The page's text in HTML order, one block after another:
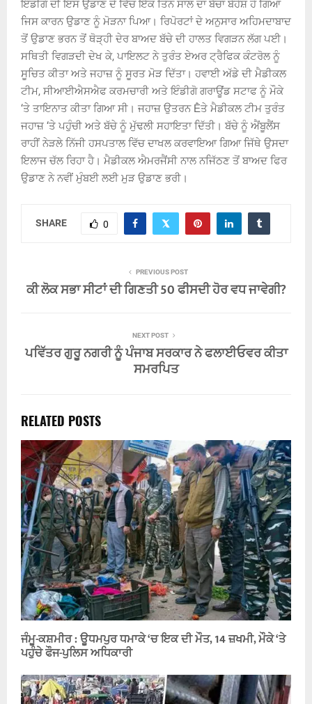
ਇੰਡੀਗੋ ਦੀ ਇਸ ਉਡਾਣ ਦੇ ਵਿੱਚ ਇੱਕ ਤਿੰਨ ਸਾਲ ਦਾ ਬੱਚਾ ਬੇਹੋਸ਼ ਹੋ ਗਿਆ
ਜਿਸ ਕਾਰਨ ਉਡਾਣ ਨੂੰ ਮੋੜਨਾ ਪਿਆ। ਰਿਪੋਰਟਾਂ ਦੇ ਅਨੁਸਾਰ ਅਹਿਮਦਾਬਾਦ
ਤੋਂ ਉਡਾਣ ਭਰਨ ਤੋਂ ਥੋੜ੍ਹੀ ਦੇਰ ਬਾਅਦ ਬੱਚੇ ਦੀ ਹਾਲਤ ਵਿਗੜਨ ਲੱਗ ਪਈ।
ਸਥਿਤੀ ਵਿਗੜਦੀ ਦੇਖ ਕੇ, ਪਾਇਲਟ ਨੇ ਤੁਰੰਤ ਏਅਰ ਟ੍ਰੈਫਿਕ ਕੰਟਰੋਲ ਨੂੰ
ਸੂਚਿਤ ਕੀਤਾ ਅਤੇ ਜਹਾਜ਼ ਨੂੰ ਸੂਰਤ ਮੋੜ ਦਿੱਤਾ। ਹਵਾਈ ਅੱਡੇ ਦੀ ਮੈਡੀਕਲ
ਟੀਮ, ਸੀਆਈਐਸਐਫ ਕਰਮਚਾਰੀ ਅਤੇ ਇੰਡੀਗੋ ਗਰਾਊਂਡ ਸਟਾਫ ਨੂੰ ਮੌਕੇ
‘ਤੇ ਤਾਇਨਾਤ ਕੀਤਾ ਗਿਆ ਸੀ। ਜਹਾਜ਼ ਉਤਰਨ Ḕਤੇ ਮੈਡੀਕਲ ਟੀਮ ਤੁਰੰਤ
ਜਹਾਜ਼ ‘ਤੇ ਪਹੁੰਚੀ ਅਤੇ ਬੱਚੇ ਨੂੰ ਮੁੱਢਲੀ ਸਹਾਇਤਾ ਦਿੱਤੀ। ਬੱਚੇ ਨੂੰ ਐਂਬੂਲੈਂਸ
ਰਾਹੀਂ ਨੇੜਲੇ ਨਿੱਜੀ ਹਸਪਤਾਲ ਵਿੱਚ ਦਾਖਲ ਕਰਵਾਇਆ ਗਿਆ ਜਿੱਥੇ ਉਸਦਾ
ਇਲਾਜ ਚੱਲ ਰਿਹਾ ਹੈ। ਮੈਡੀਕਲ ਐਮਰਜੈਂਸੀ ਨਾਲ ਨਜਿੱਠਣ ਤੋਂ ਬਾਅਦ ਫਿਰ
ਉਡਾਣ ਨੇ ਨਵੀਂ ਮੁੰਬਈ ਲਈ ਮੁੜ ਉਡਾਣ ਭਰੀ।
SHARE 0
PREVIOUS POST
ਕੀ ਲੋਕ ਸਭਾ ਸੀਟਾਂ ਦੀ ਗਿਣਤੀ 50 ਫੀਸਦੀ ਹੋਰ ਵਧ ਜਾਵੇਗੀ?
NEXT POST
ਪਵਿੱਤਰ ਗੁਰੂ ਨਗਰੀ ਨੂੰ ਪੰਜਾਬ ਸਰਕਾਰ ਨੇ ਫਲਾਈਓਵਰ ਕੀਤਾ
ਸਮਰਪਿਤ
RELATED POSTS
ਜੰਮੂ-ਕਸ਼ਮੀਰ : ਊਧਮਪੁਰ ਧਮਾਕੇ ‘ਚ ਇਕ ਦੀ ਮੌਤ, 14 ਜ਼ਖਮੀ, ਮੌਕੇ ‘ਤੇ
ਪਹੁੰਚੇ ਫੌਜ-ਪੁਲਿਸ ਅਧਿਕਾਰੀ